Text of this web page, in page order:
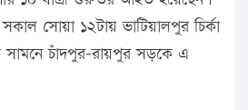
সোয়া ১২টায় ভাটিয়ালপুর চির্কা
সামনে চাঁদপুর-রায়পুর সড়কে এ